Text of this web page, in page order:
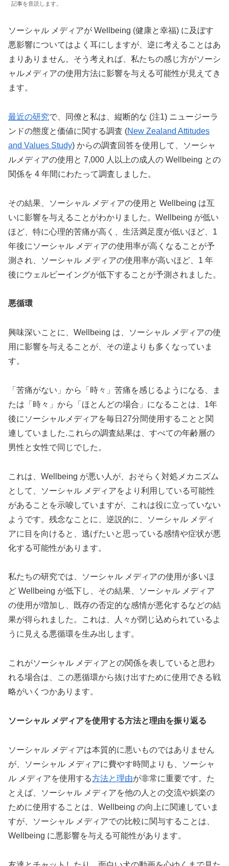
記事を音読します。
ソーシャル メディアが Wellbeing (健康と幸福) に及ぼす
悪影響についてはよく耳にしますが、逆に考えることはあ
まりありません。そう考えれば、私たちの感じ方がソーシ
ャルメディアの使用方法に影響を与える可能性が見えてき
ます。
最近の研究で、同僚と私は、縦断的な (注1) ニュージーラ
ンドの態度と価値に関する調査 (New Zealand Attitudes
and Values Study) からの調査回答を使用して、ソーシャ
ルメディアの使用と 7,000 人以上の成人の Wellbeing との
関係を 4 年間にわたって調査しました。
その結果、ソーシャル メディアの使用と Wellbeing は互
いに影響を与えることがわかりました。Wellbeing が低い
ほど、特に心理的苦痛が高く、生活満足度が低いほど、1
年後にソーシャル メディアの使用率が高くなることが予
測され、ソーシャル メディアの使用率が高いほど、1 年
後にウェルビーイングが低下することが予測されました。
悪循環
興味深いことに、Wellbeing は、ソーシャル メディアの使
用に影響を与えることが、その逆よりも多くなっていま
す。
「苦痛がない」から「時々」苦痛を感じるようになる、ま
たは「時々」から「ほとんどの場合」になることは、1年
後にソーシャルメディアを毎日27分間使用することと関
連していました.これらの調査結果は、すべての年齢層の
男性と女性で同じでした。
これは、Wellbeing が悪い人が、おそらく対処メカニズム
として、ソーシャル メディアをより利用している可能性
があることを示唆していますが、これは役に立っていない
ようです。残念なことに、逆説的に、ソーシャル メディ
アに目を向けると、逃げたいと思っている感情や症状が悪
化する可能性があります。
私たちの研究では、ソーシャル メディアの使用が多いほ
ど Wellbeing が低下し、その結果、ソーシャル メディア
の使用が増加し、既存の否定的な感情が悪化するなどの結
果が得られました。これは、人々が閉じ込められているよ
うに見える悪循環を生み出します。
これがソーシャル メディアとの関係を表していると思わ
れる場合は、この悪循環から抜け出すために使用できる戦
略がいくつかあります。
ソーシャル メディアを使用する方法と理由を振り返る
ソーシャル メディアは本質的に悪いものではありません
が、ソーシャル メディアに費やす時間よりも、ソーシャ
ル メディアを使用する方法と理由が非常に重要です。た
とえば、ソーシャル メディアを他の人との交流や娯楽の
ために使用することは、Wellbeing の向上に関連していま
すが、ソーシャル メディアでの比較に関与することは、
Wellbeing に悪影響を与える可能性があります。